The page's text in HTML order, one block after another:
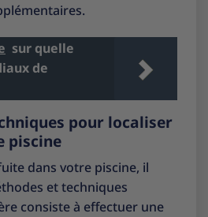
sur quelle
de
pour localiser
piscine
dans votre piscine, il
et techniques
consiste à effectuer une